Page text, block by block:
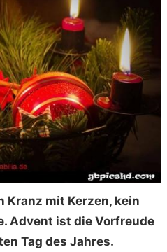
Kranz mit Kerzen, kein
Advent ist die Vorfreude
Tag des Jahres.